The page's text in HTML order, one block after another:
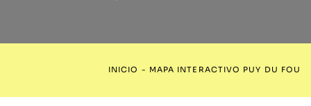
INICIO - MAPA INTERACTIVO PUY DU FOU